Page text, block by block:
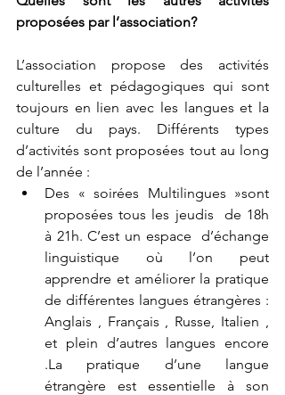
proposées par l’association?
L’association propose des activités
culturelles et pédagogiques qui sont
toujours en lien avec les langues et la
culture du pays. Différents types
d’activités sont proposées tout au long
de l’année :
Des « soirées Multilingues »sont
proposées tous les jeudis  de 18h
à 21h. C’est un espace  d’échange
linguistique où l’on peut
apprendre et améliorer la pratique
de différentes langues étrangères :
Anglais , Français , Russe, Italien ,
et plein d’autres langues encore
.La pratique d’une langue
étrangère est essentielle à son